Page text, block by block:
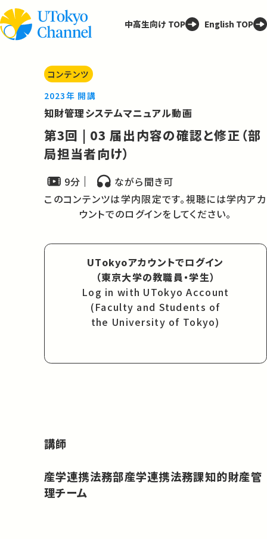
中高生向け TOP English TOP
コンテンツ
2023年 開講
知財管理システムマニュアル動画
第3回 | 03 届出内容の確認と修正（部
局担当者向け）
9分
ながら聞き可
このコンテンツは学内限定です。視聴には学内アカ
ウントでのログインをしてください。
UTokyoアカウントでログイン
（東京大学の教職員・学生）
Log in with UTokyo Account
(Faculty and Students of
the University of Tokyo)
講師
産学連携法務部産学連携法務課知的財産管
理チーム